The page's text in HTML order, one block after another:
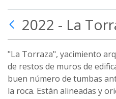
2022 - La
"La Torraza", yacimiento
de restos de muros de
buen número de tumbas
la roca. Están alineadas y